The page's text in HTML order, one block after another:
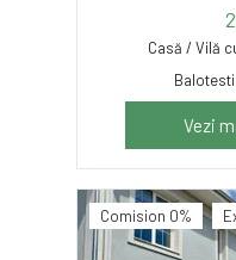
Casă / Vilă
Balotesti
Vezi
Comision 0%